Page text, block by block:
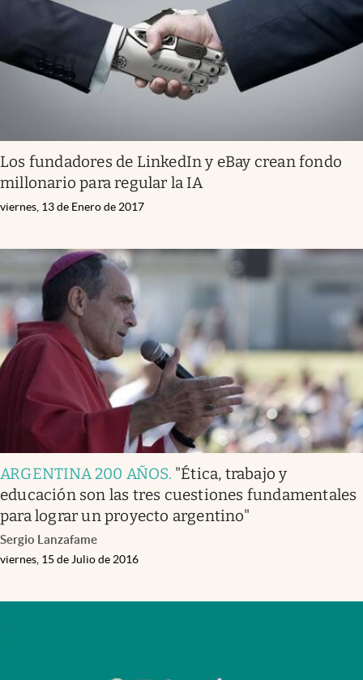
Los fundadores de LinkedIn y eBay crean fondo
millonario para regular la IA
viernes, 13 de Enero de 2017
ARGENTINA 200 AÑOS. "Ética, trabajo y
educación son las tres cuestiones fundamentales
para lograr un proyecto argentino"
Sergio Lanzafame
viernes, 15 de Julio de 2016